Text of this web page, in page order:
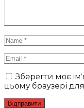
Зберегти моє
цьому браузері